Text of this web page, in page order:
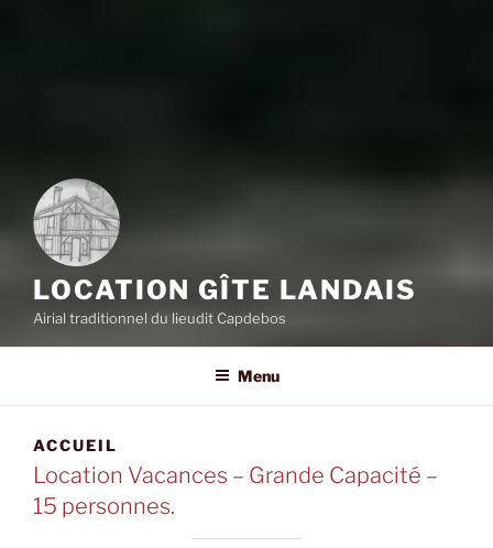
LOCATION GÎTE LANDAIS
Airial traditionnel du lieudit Capdebos
Menu
ACCUEIL
Location Vacances – Grande Capacité –
15 personnes.